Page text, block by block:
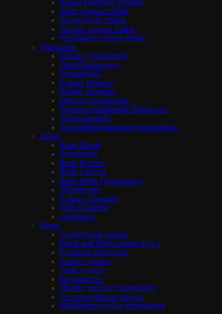
Κρέμα εντατικής θρέψης
Λίμες νυχιών πόδια
Νυχοκόπτες πόδια
Πένσες νυχιών πόδια
Ψαλιδάκια νυχιών πόδια
Πρόσωπο
Κρέμες Προσώπου
Οροί Προσώπου
Ντεμακιγιάζ
Κρέμες Ματιών
Konjac sponges
Μάσκες προσώπου
Πετσέτα ντεμακιγιάζ Πρόσωπο
Σφουγγαράκια
Τσιμπιδάκια φρυδιών περιποίηση
Σώμα
Body Scrub
Αντιηλιακά
Body Butters
Body Lotions
Body Mists Περιποίηση
Shower gel
Κρέμες Σώματος
Λάδι Σώματος
Σαπούνια
Χέρια
Αντισηπτικά χεριών
Hand and Body cream 2-in-1
Εργαλεία μανικιούρ
Κρέμες χεριών
Λίμες νυχιών
Νυχοκόπτες
Πένσες νυχιών περιποίηση
Σετ περιποίησης άκρων
Ψαλιδάκια νυχιών περιποίηση